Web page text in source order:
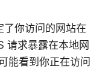
了你访问的网站在
请求暴露在本地网
能看到你正在访问